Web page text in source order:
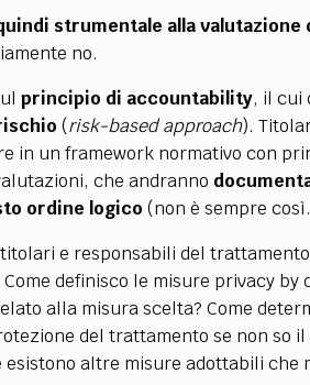
strumentale alla valutazione
no.
principio di accountability, il cui
(risk-based approach).
in un framework normativo con
che andranno
ordine logico (non è sempre
e responsabili del
Come definisco le misure privacy
alla misura scelta? Come
del trattamento se non so
esistono altre misure adottabili che